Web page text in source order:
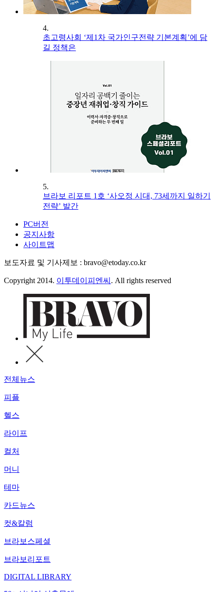
4.
초고령사회 ‘제1차 국가인구전략 기본계획’에 담
길 정책은
5.
브라보 리포트 1호 ‘사오정 시대, 73세까지 일하기
전략’ 발간
PC버전
공지사항
사이트맵
보도자료 및 기사제보 : bravo@etoday.co.kr
Copyright 2014. 이투데이피엔씨 . All rights reserved
전체뉴스
피플
헬스
라이프
컬처
머니
테마
카드뉴스
컷&칼럼
브라보스페셜
브라보리포트
DIGITAL LIBRARY